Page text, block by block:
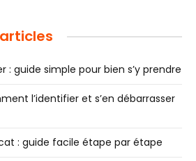
: guide simple pour bien s’y prendre
l’identifier et s’en débarrasser
: guide facile étape par étape